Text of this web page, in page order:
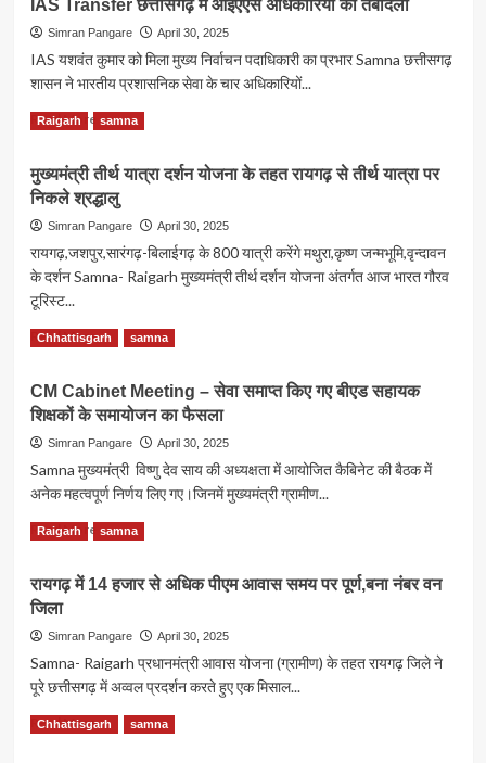
IAS Transfer छत्तीसगढ़ में आईएएस अधिकारियों का तबादला
Simran Pangare April 30, 2025
IAS यशवंत कुमार को मिला मुख्य निर्वाचन पदाधिकारी का प्रभार Samna छत्तीसगढ़
शासन ने भारतीय प्रशासनिक सेवा के चार अधिकारियों...
Read MoreRead
more
IAS
Transfer
आईएएस
अधिकारियों
Raigarh samna
मुख्यमंत्री तीर्थ यात्रा दर्शन योजना के तहत रायगढ़ से तीर्थ यात्रा पर
निकले श्रद्धालु
Simran Pangare April 30, 2025
रायगढ़,जशपुर,सारंगढ़-बिलाईगढ़ के 800 यात्री करेंगे मथुरा,कृष्ण जन्मभूमि,वृन्दावन
के दर्शन Samna- Raigarh मुख्यमंत्री तीर्थ दर्शन योजना अंतर्गत आज भारत गौरव
टूरिस्ट...
Read MoreRead
more
मुख्यमंत्री
तीर्थ
योजना
के
रायगढ़
तीर्थ
निकले
श्रद्धालु
Chhattisgarh samna
CM Cabinet Meeting – सेवा समाप्त किए गए बीएड सहायक
शिक्षकों के समायोजन का फैसला
Simran Pangare April 30, 2025
Samna मुख्यमंत्री विष्णु देव साय की अध्यक्षता में आयोजित कैबिनेट की बैठक में
अनेक महत्वपूर्ण निर्णय लिए गए।जिनमें मुख्यमंत्री ग्रामीण...
Read MoreRead
more
CM
Meeting
सेवा
समाप्त
गए
Raigarh samna
रायगढ़ में 14 हजार से अधिक पीएम आवास समय पर पूर्ण,बना नंबर वन
जिला
Simran Pangare April 30, 2025
Samna- Raigarh प्रधानमंत्री आवास योजना (ग्रामीण) के तहत रायगढ़ जिले ने
पूरे छत्तीसगढ़ में अव्वल प्रदर्शन करते हुए एक मिसाल...
Read MoreRead
more
Chhattisgarh samna